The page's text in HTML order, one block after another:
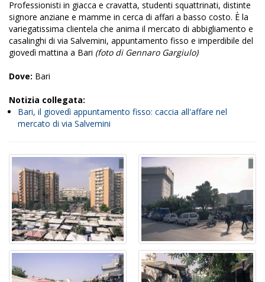
Professionisti in giacca e cravatta, studenti squattrinati, distinte
signore anziane e mamme in cerca di affari a basso costo. È la
variegatissima clientela che anima il mercato di abbigliamento e
casalinghi di via Salvemini, appuntamento fisso e imperdibile del
giovedì mattina a Bari (foto di Gennaro Gargiulo)
Dove: Bari
Notizia collegata:
Bari, il giovedì appuntamento fisso: caccia all'affare nel
mercato di via Salvemini